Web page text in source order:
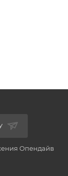
Опендайв